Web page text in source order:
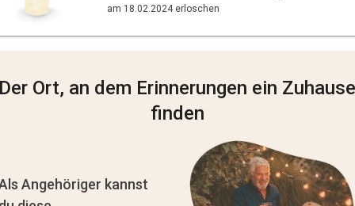
am 18.02.2024 erloschen
Ort, an dem Erinnerungen ein Zuhause
finden
Angehöriger kannst